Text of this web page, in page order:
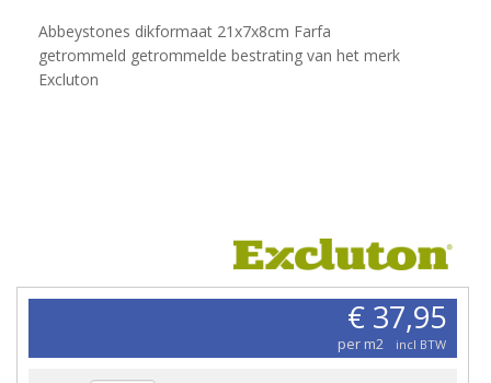
Abbeystones dikformaat 21x7x8cm Farfa
getrommeld getrommelde bestrating van het merk
Excluton
€ 37,95
per m2 incl BTW